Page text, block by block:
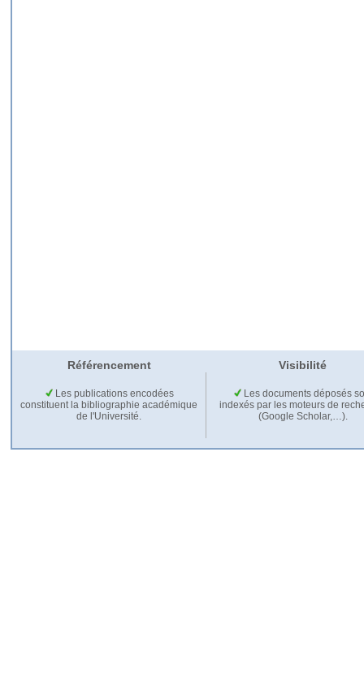
Référencement Visibilité
Les publications encodées
constituent la bibliographie académique
de l'Université.
Les documents déposés
indexés par les moteurs de
(Google Scholar,…).